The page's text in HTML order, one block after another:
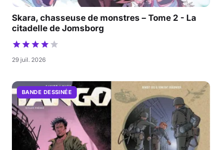
Skara, chasseuse de monstres – Tome 2 - La
citadelle de Jomsborg
29 juil. 2026
BANDE DESSINÉE